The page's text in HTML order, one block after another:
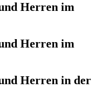
Herren im
Herren im
Herren in der